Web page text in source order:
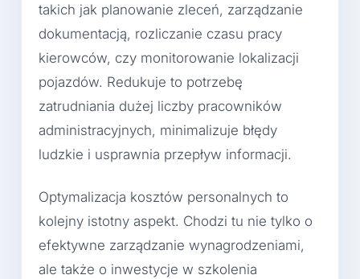
takich jak planowanie zleceń, zarządzanie
dokumentacją, rozliczanie czasu pracy
kierowców, czy monitorowanie lokalizacji
pojazdów. Redukuje to potrzebę
zatrudniania dużej liczby pracowników
administracyjnych, minimalizuje błędy
ludzkie i usprawnia przepływ informacji.
Optymalizacja kosztów personalnych to
kolejny istotny aspekt. Chodzi tu nie tylko o
efektywne zarządzanie wynagrodzeniami,
ale także o inwestycje w szkolenia